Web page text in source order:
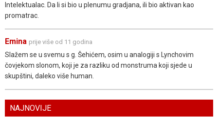
Intelektualac. Da li si bio u plenumu gradjana, ili bio aktivan kao
promatrac.
Emina prije više od 11 godina
Slažem se u svemu s g. Šehićem, osim u analogiji s Lynchovim
čovjekom slonom, koji je za razliku od monstruma koji sjede u
skupštini, daleko više human.
NAJNOVIJE